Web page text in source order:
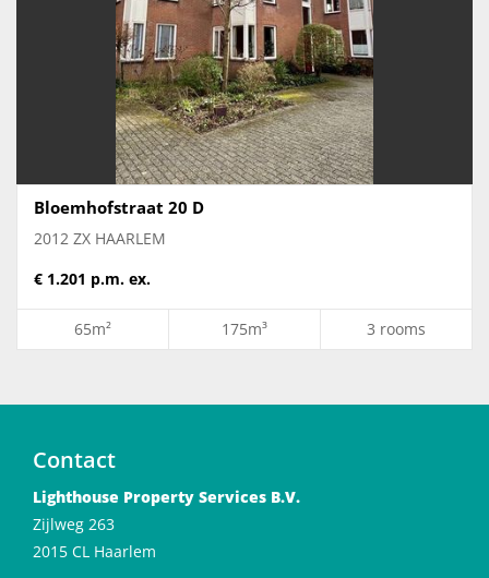
Bloemhofstraat 20 D
2012 ZX HAARLEM
€ 1.201 p.m. ex.
65m² 175m³ 3 rooms
Contact
Lighthouse Property Services B.V.
Zijlweg 263
2015 CL Haarlem